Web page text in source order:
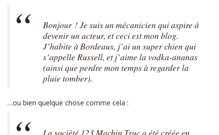
Bonjour ! Je suis un mécanicien qui aspire à
devenir un acteur, et ceci est mon blog.
J’habite à Bordeaux, j’ai un super chien qui
s’appelle Russell, et j’aime la vodka-ananas
(ainsi que perdre mon temps à regarder la
pluie tomber).
…ou bien quelque chose comme cela :
La société 123 Machin Truc a été créée en